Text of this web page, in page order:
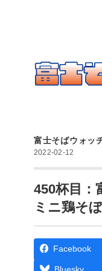
富士そばウォッ
2022-02-12
450杯目：
ミニ鶏そ
Facebook